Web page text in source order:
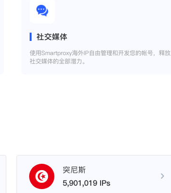
社交媒体
使用Smartproxy海外IP自由管理和开发您的帐号，释放
社交媒体的全部潜力。
突尼斯
5,901,019 IPs